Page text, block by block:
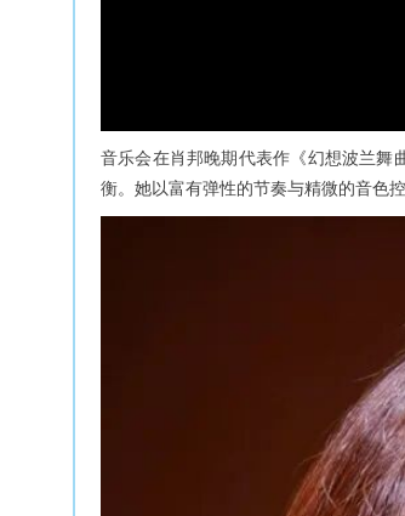
音乐会在肖邦晚期代表作《幻想波兰舞
衡。她以富有弹性的节奏与精微的音色